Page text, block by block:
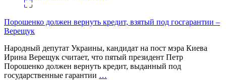
Порошенко должен вернуть кредит, взятый под госгарантии –
Верещук
Народный депутат Украины, кандидат на пост мэра Киева
Ирина Верещук считает, что пятый президент Петр
Порошенко должен вернуть кредит, выданный под
государственные гарантии …